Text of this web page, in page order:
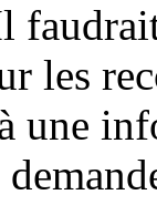
les
une